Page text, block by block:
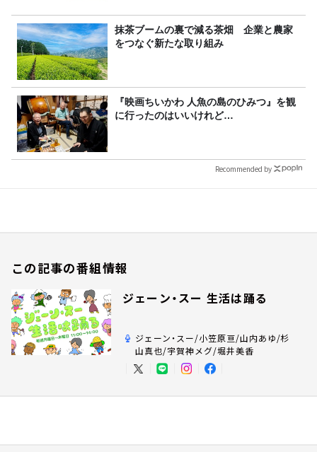
抹茶ブームの裏で減る茶畑 企業と農家
をつなぐ新たな取り組み
『映画ちいかわ 人魚の島のひみつ』を観
に行ったのはいいけれど…
Recommended by
この記事の番組情報
ジェーン・スー 生活は踊る
ジェーン・スー/小笠原亘/山内あゆ/杉
山真也/宇賀神メグ/堀井美香